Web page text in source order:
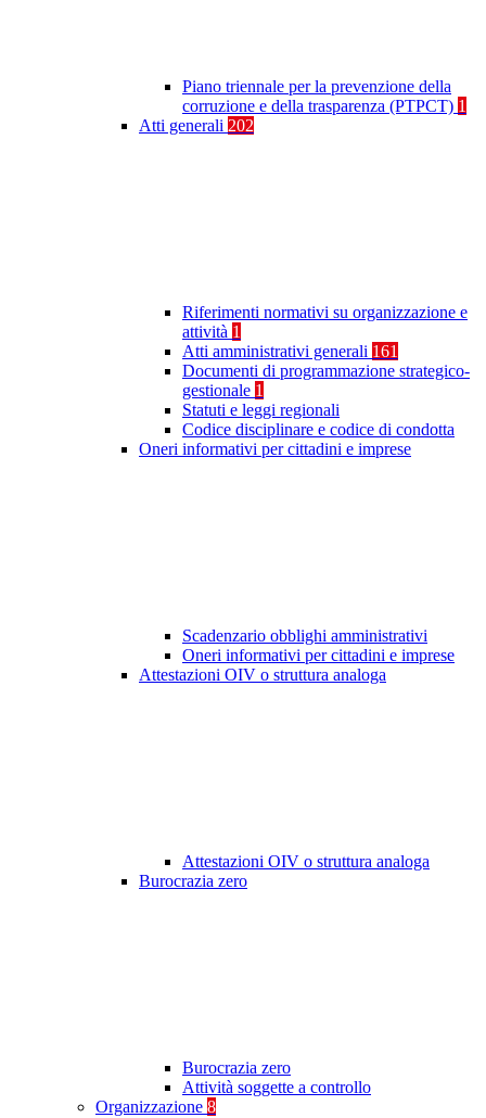
Piano triennale per la prevenzione della
corruzione e della trasparenza (PTPCT) 1
Atti generali 202
Riferimenti normativi su organizzazione e
attività 1
Atti amministrativi generali 161
Documenti di programmazione strategico-
gestionale 1
Statuti e leggi regionali
Codice disciplinare e codice di condotta
Oneri informativi per cittadini e imprese
Scadenzario obblighi amministrativi
Oneri informativi per cittadini e imprese
Attestazioni OIV o struttura analoga
Attestazioni OIV o struttura analoga
Burocrazia zero
Burocrazia zero
Attività soggette a controllo
Organizzazione 8